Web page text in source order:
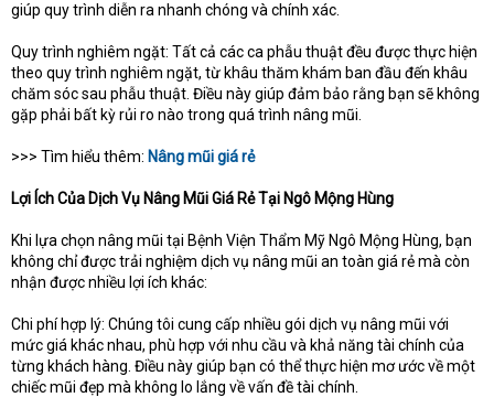
giúp quy trình diễn ra nhanh chóng và chính xác.
Quy trình nghiêm ngặt: Tất cả các ca phẫu thuật đều được thực hiện
theo quy trình nghiêm ngặt, từ khâu thăm khám ban đầu đến khâu
chăm sóc sau phẫu thuật. Điều này giúp đảm bảo rằng bạn sẽ không
gặp phải bất kỳ rủi ro nào trong quá trình nâng mũi.
>>> Tìm hiểu thêm: Nâng mũi giá rẻ
Lợi Ích Của Dịch Vụ Nâng Mũi Giá Rẻ Tại Ngô Mộng Hùng
Khi lựa chọn nâng mũi tại Bệnh Viện Thẩm Mỹ Ngô Mộng Hùng, bạn
không chỉ được trải nghiệm dịch vụ nâng mũi an toàn giá rẻ mà còn
nhận được nhiều lợi ích khác:
Chi phí hợp lý: Chúng tôi cung cấp nhiều gói dịch vụ nâng mũi với
mức giá khác nhau, phù hợp với nhu cầu và khả năng tài chính của
từng khách hàng. Điều này giúp bạn có thể thực hiện mơ ước về một
chiếc mũi đẹp mà không lo lắng về vấn đề tài chính.